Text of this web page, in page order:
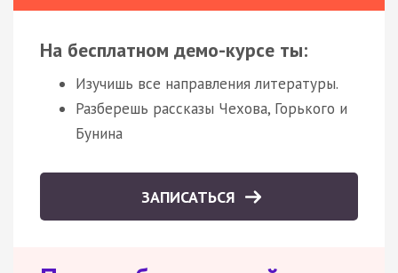
На бесплатном демо-курсе ты:
Изучишь все направления литературы.
Разберешь рассказы Чехова, Горького и
Бунина
ЗАПИСАТЬСЯ